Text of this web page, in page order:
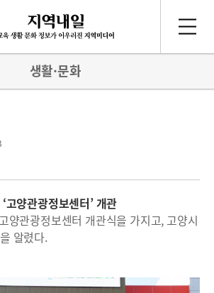
생활·문화
고양관광정보센터’ 개관
양관광정보센터 개관식을 가지고, 고양시
알렸다.